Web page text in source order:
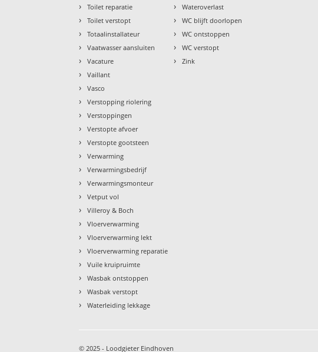
› Toilet reparatie
› Toilet verstopt
› Totaalinstallateur
› Vaatwasser aansluiten
› Vacature
› Vaillant
› Vasco
› Verstopping riolering
› Verstoppingen
› Verstopte afvoer
› Verstopte gootsteen
› Verwarming
› Verwarmingsbedrijf
› Verwarmingsmonteur
› Vetput vol
› Villeroy & Boch
› Vloerverwarming
› Vloerverwarming lekt
› Vloerverwarming reparatie
› Vuile kruipruimte
› Wasbak ontstoppen
› Wasbak verstopt
› Waterleiding lekkage
› Wateroverlast
› WC blijft doorlopen
› WC ontstoppen
› WC verstopt
› Zink
© 2025 - Loodgieter Eindhoven